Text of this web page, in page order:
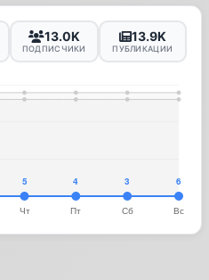
13.0K
ПОДПИСЧИКИ
13.9K
ПУБЛИКАЦИИ